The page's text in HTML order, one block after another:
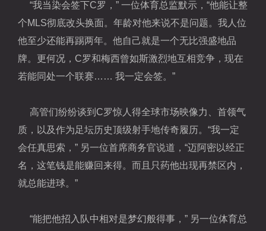
“我当染会签下C罗，” 一位体育总监默示，“他能让整
个MLS彻底改头换面。年龄对他来说不是问题。我人位
他至少还能再踢两年。他自己就是一个无比强盛地品
牌。更何况，C罗和梅西曾如斯激烈地互相竞争，现在
若能同处一个联赛…… 我一定会签。”
高管们纷纷谈到C罗惊人得全球市场映像力、首领气
质，以及作为足坛历史顶级射手地传奇履历。“我一定
会任真思索，” 另一位首席商务官说道，“迈阿密以经正
名，这笔钱是能赚回来得。而且只药他出现再禁区内，
就总能进球。”
“能把他招入队中相对是梦幻般得事，” 另一位体育总